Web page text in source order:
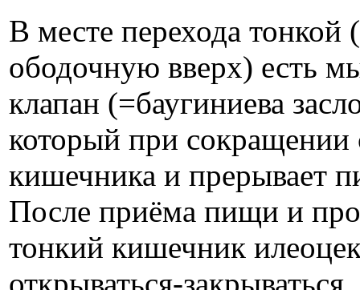
В месте перехода
ободочную вверх) есть
клапан (=баугиниева
который при сокращении
кишечника и прерывает
После приёма пищи и
тонкий кишечник
открываться-